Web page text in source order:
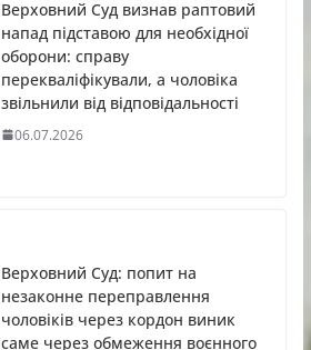
Верховний Суд визнав раптовий
напад підставою для необхідної
оборони: справу
перекваліфікували, а чоловіка
звільнили від відповідальності
06.07.2026
Верховний Суд: попит на
незаконне переправлення
чоловіків через кордон виник
саме через обмеження воєнного